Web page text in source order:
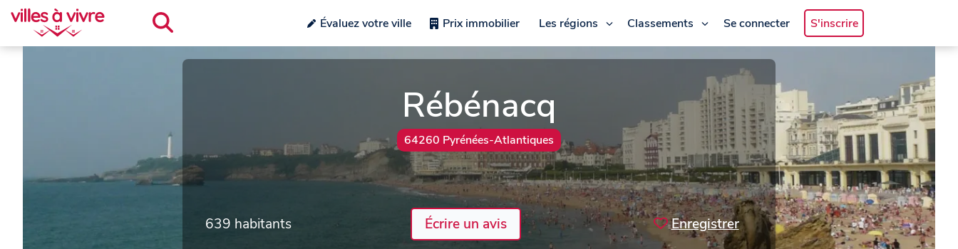
Évaluez votre ville Prix immobilier Les régions Classements Se connecter S'inscrire
Rébénacq
64260 Pyrénées-Atlantiques
639 habitants Écrire un avis Enregistrer